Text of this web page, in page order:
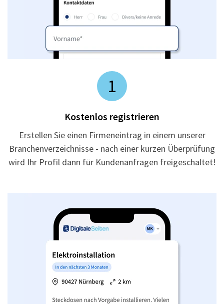
1
Kostenlos registrieren
Erstellen Sie einen Firmeneintrag in einem unserer
Branchenverzeichnisse - nach einer kurzen Überprüfung
wird Ihr Profil dann für Kundenanfragen freigeschaltet!